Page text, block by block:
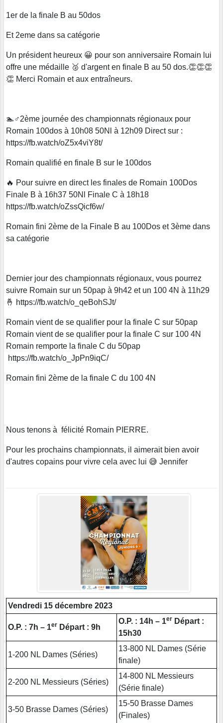
1er de la finale B au 50dos
Et 2eme dans sa catégorie
Un président heureux 😀 pour son anniversaire Romain lui
offre une médaille 🥈 d'argent en finale B au 50 dos.👏👏👏
👏 Merci Romain et aux entraîneurs.
🏊♂️2ème journée des championnats régionaux pour
Romain 100dos à 10h08 50Nl à 12h09 Direct sur :
https://fb.watch/oZ5x4viY8t/
Romain qualifié en finale B sur le 100dos
🔥 Pour suivre en direct les finales de Romain 100Dos
Finale B à 16h37 50Nl Finale C à 18h18
https://fb.watch/oZssQicf6w/
Romain fini 2ème de la Finale B au 100Dos et 3ème dans
sa catégorie
Dernier jour des championnats régionaux, vous pourrez
suivre Romain sur un 50pap à 9h42 et un 100 4N à 11h29
🤞 https://fb.watch/o_qeBohSJt/
Romain vient de se qualifier pour la finale C sur 50pap
Romain vient de se qualifier pour la finale C sur 100 4N
Romain remporte la finale C du 50pap
https://fb.watch/o_JpPn9iqC/
Romain fini 2ème de la finale C du 100 4N
Nous tenons à félicité Romain PIERRE.
Pour les prochains championnats, il aimerait bien avoir
d'autres copains pour vivre cela avec lui 😅 Jennifer
Vendredi 15 décembre 2023
O.P. : 7h – 1er Départ : 9h
O.P. : 14h – 1er Départ :
15h30
1-200 NL Dames (Séries)
13-800 NL Dames (Série
finale)
2-200 NL Messieurs (Séries)
14-800 NL Messieurs
(Série finale)
3-50 Brasse Dames (Séries)
15-50 Brasse Dames
(Finales)